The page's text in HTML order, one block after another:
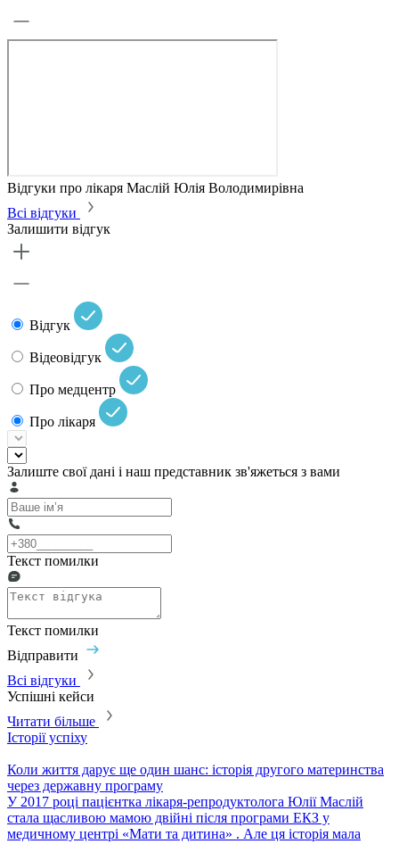
Відгуки про лікаря Маслій Юлія Володимирівна
Всі відгуки
Залишити відгук
Відгук
Відеовідгук
Про медцентр
Про лікаря
Залиште свої дані і наш представник зв'яжеться з вами
Текст помилки
Текст помилки
Відправити
Всі відгуки
Успішні кейси
Читати більше
Історії успіху
Коли життя дарує ще один шанс: історія другого материнства
через державну програму
У 2017 році пацієнтка лікаря-репродуктолога Юлії Маслій
стала щасливою мамою двійні після програми ЕКЗ у
медичному центрі «Мати та дитина» . Але ця історія мала